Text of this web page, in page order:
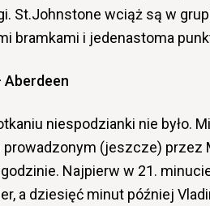
St.Johnstone wciąż są w
bramkami i jedenastoma
Aberdeen
niespodzianki nie było.
prowadzonym (jeszcze) przez
godzinie. Najpierw w 21.
a dziesięć minut później